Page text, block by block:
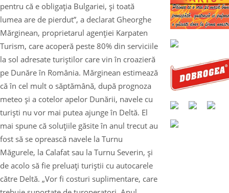
pentru că e obligaţia Bulgariei, şi toată
lumea are de pierdut”, a declarat Gheorghe
Mărginean, proprietarul agenţiei Karpaten
Turism, care acoperă peste 80% din serviciile
la sol adresate turiştilor care vin în croazieră
pe Dunăre în România. Mărginean estimează
că în cel mult o săptămână, după prognoza
meteo şi a cotelor apelor Dunării, navele cu
turişti nu vor mai putea ajunge în Deltă. El
mai spune că soluţiile găsite în anul trecut au
fost să se oprească navele la Turnu
Măgurele, la Calafat sau la Turnu Severin, şi
de acolo să fie preluaţi turiştii cu autocarele
către Deltă. „Vor fi costuri suplimentare, care